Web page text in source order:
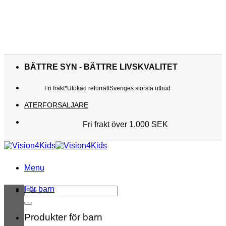
BÄTTRE SYN - BÄTTRE LIVSKVALITET
Fri frakt*Utökad returrattSveriges största utbud
ATERFORSALJARE
Fri frakt över 1.000 SEK
Kunderna älskar oss
Utökad returratt
Sveriges största utbud
Menu
Sök
efter:
För barn
Produkter för barn